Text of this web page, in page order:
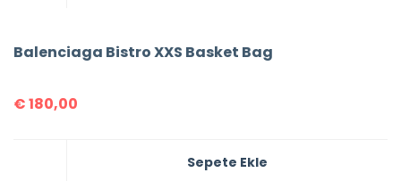
Balenciaga Bistro XXS Basket Bag
€180,00
Sepete Ekle